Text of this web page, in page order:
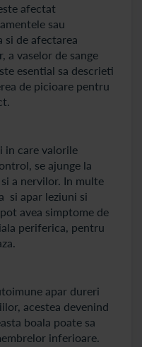
afectat
sau
si de afectarea
a vaselor de sange
esential sa descrieti
de picioare pentru
in care valorile
se ajunge la
a nervilor. In multe
si apar leziuni si
avea simptome de
periferica, pentru
apar dureri
acestea devenind
boala poate sa
inferioare.